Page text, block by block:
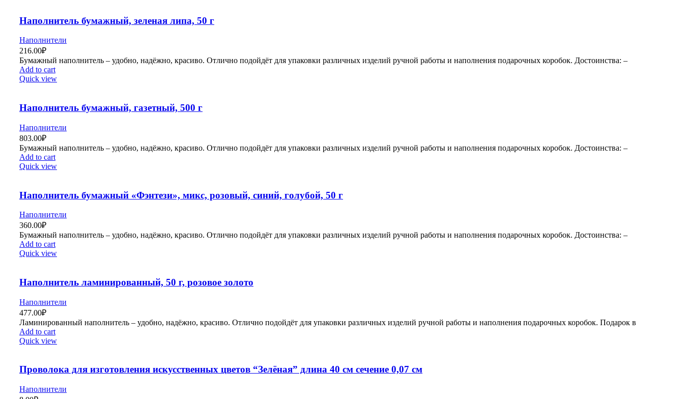
Наполнитель бумажный, зеленая липа, 50 г
Наполнители
216.00₽
Бумажный наполнитель – удобно, надёжно, красиво. Отлично подойдёт для упаковки различных изделий ручной работы и наполнения подарочных коробок. Достоинства: –
Add to cart
Quick view
Наполнитель бумажный, газетный, 500 г
Наполнители
803.00₽
Бумажный наполнитель – удобно, надёжно, красиво. Отлично подойдёт для упаковки различных изделий ручной работы и наполнения подарочных коробок. Достоинства: –
Add to cart
Quick view
Наполнитель бумажный «Фэнтези», микс, розовый, синий, голубой, 50 г
Наполнители
360.00₽
Бумажный наполнитель – удобно, надёжно, красиво. Отлично подойдёт для упаковки различных изделий ручной работы и наполнения подарочных коробок. Достоинства: –
Add to cart
Quick view
Наполнитель ламинированный, 50 г, розовое золото
Наполнители
477.00₽
Ламинированный наполнитель – удобно, надёжно, красиво. Отлично подойдёт для упаковки различных изделий ручной работы и наполнения подарочных коробок. Подарок в
Add to cart
Quick view
Проволока для изготовления искусственных цветов “Зелёная” длина 40 см сечение 0,07 см
Наполнители